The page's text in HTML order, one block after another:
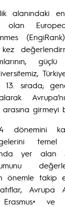
alanındaki
olan
13. sırada;
girmeyi
dönemini
yer
önemle takip
Avrupa
Erasmus+